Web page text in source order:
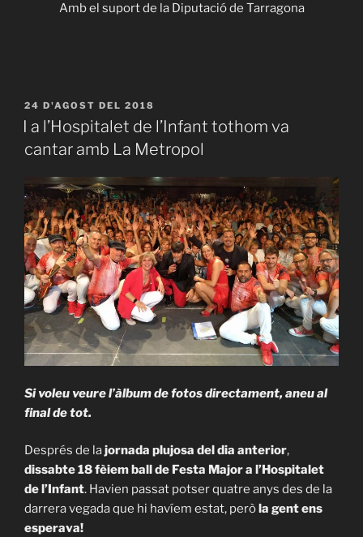
Amb el suport de la Diputació de Tarragona
PUBLICAT
A
24 D'AGOST DEL 2018
I a l’Hospitalet de l’Infant tothom va
cantar amb La Metropol
Si voleu veure l’àlbum de fotos directament, aneu al
final de tot.
Després de lajornada plujosa del dia anterior,
dissabte 18 fèiem ball de Festa Major a l’Hospitalet
de l’Infant. Havien passat potser quatre anys des de la
darrera vegada que hi havíem estat, però la gent ens
esperava!